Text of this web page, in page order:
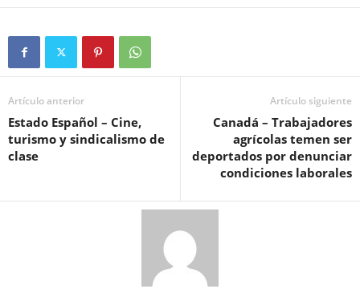
Artículo anterior
Estado Español – Cine,
turismo y sindicalismo de
clase
Artículo siguiente
Canadá – Trabajadores
agrícolas temen ser
deportados por denunciar
condiciones laborales